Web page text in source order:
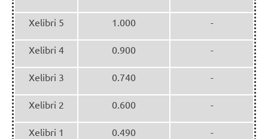
Xelibri 5 1.000 -
Xelibri 4 0.900 -
Xelibri 3 0.740 -
Xelibri 2 0.600 -
Xelibri 1 0.490 -